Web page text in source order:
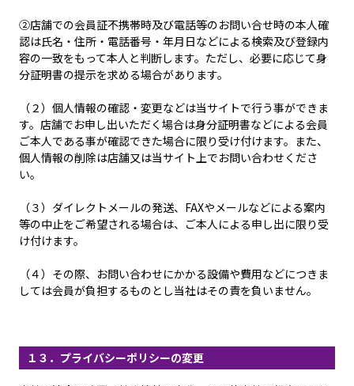
②店舗での会員証不携帯時及び電話等のお問い合せ時の本人確
認は氏名・住所・電話番号・年月日などによる検索及び登録内
容の一致をもって本人と判断します。ただし、必要に応じて身
分証明書の提示を求める場合があります。
（２）個人情報の確認・変更などは当サイトで行う事ができま
す。店舗でお申し出いただく場合は身分証明書などによる会員
ご本人である事が確認できた場合に限り受け付けます。また、
個人情報の削除は店舗又は当サイト上でお問い合わせくださ
い。
（３）ダイレクトメールの発送、FAXやメールなどによる案内
等の中止をご希望される場合は、ご本人による申し出に限り受
け付けます。
（４）その際、お問い合わせにかかる設備や費用などにつきま
しては会員が負担するものとし当社はその責を負いません。
１３．プライバシーポリシーの変更